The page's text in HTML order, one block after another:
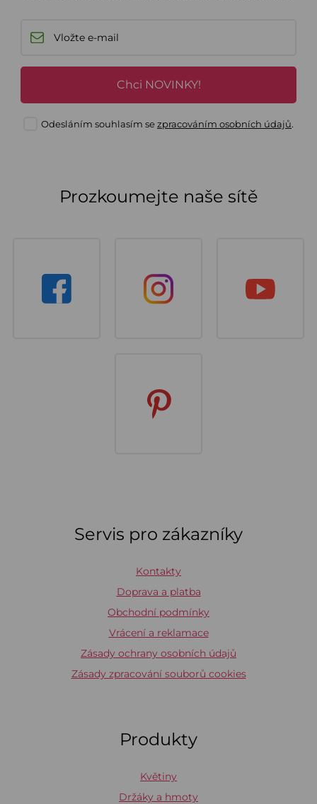
Chci NOVINKY!
Odesláním souhlasím sezpracováním osobních údajů.
Prozkoumejte naše sítě
Servis pro zákazníky
Kontakty
Doprava a platba
Obchodní podmínky
Vrácení a reklamace
Zásady ochrany osobních údajů
Zásady zpracování souborů cookies
Produkty
Květiny
Držáky a hmoty